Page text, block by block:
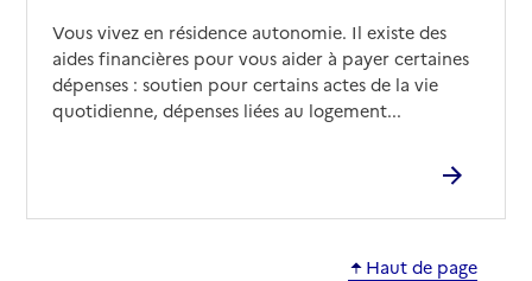
Vous vivez en résidence autonomie. Il existe des
aides financières pour vous aider à payer certaines
dépenses : soutien pour certains actes de la vie
quotidienne, dépenses liées au logement...
Haut de page